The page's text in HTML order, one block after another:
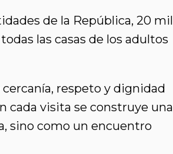
de la República, 20 mil
las casas de los adultos
respeto y dignidad
cada visita se construye una
sino como un encuentro